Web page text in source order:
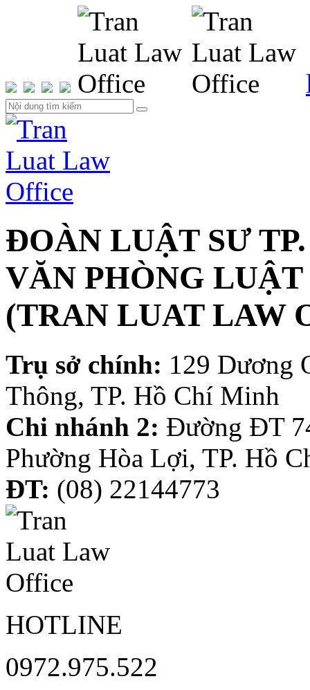
ĐOÀN LUẬT SƯ
VĂN PHÒNG
(TRAN LUAT LAW
Trụ sở chính: 129 Dương
Thông, TP. Hồ Chí Minh
Chi nhánh 2: Đường ĐT
Phường Hòa Lợi, TP. Hồ
ĐT: (08) 22144773
HOTLINE
0972.975.522